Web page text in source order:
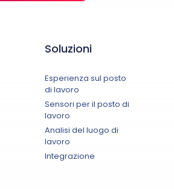
Soluzioni
Esperienza sul posto
di lavoro
Sensori per il posto di
lavoro
Analisi del luogo di
lavoro
Integrazione